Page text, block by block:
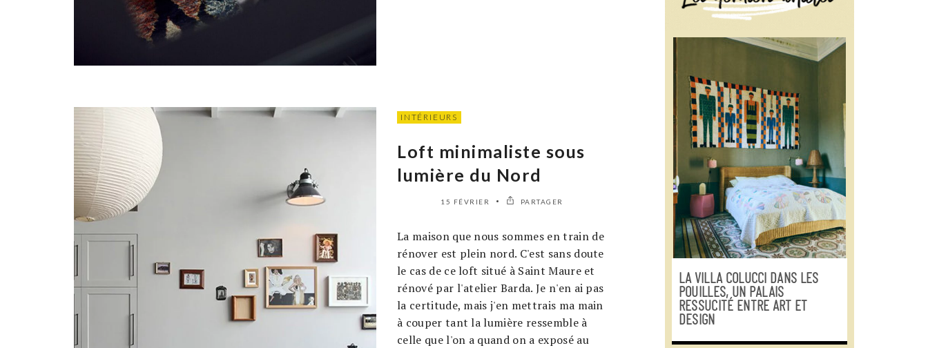
INTÉRIEURS
Loft minimaliste sous
lumière du Nord
15 FÉVRIER PARTAGER
La maison que nous sommes en train de
rénover est plein nord. C'est sans doute
le cas de ce loft situé à Saint Maure et
rénové par l'atelier Barda. Je n'en ai pas
la certitude, mais j'en mettrais ma main
à couper tant la lumière ressemble à
celle que l'on a quand on a exposé au
LA VILLA COLUCCI DANS LES
POUILLES, UN PALAIS
RESSUCITÉ ENTRE ART ET
DESIGN